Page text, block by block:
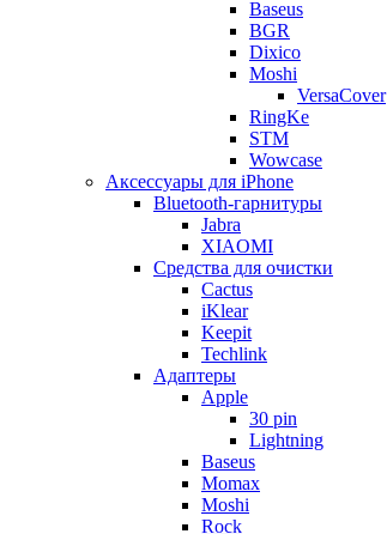
Baseus
BGR
Dixico
Moshi
VersaCover
RingKe
STM
Wowcase
Аксессуары для iPhone
Bluetooth-гарнитуры
Jabra
XIAOMI
Cредства для очистки
Cactus
iKlear
Keepit
Techlink
Адаптеры
Apple
30 pin
Lightning
Baseus
Momax
Moshi
Rock